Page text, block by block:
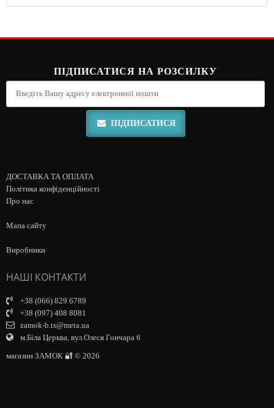
ПІДПИСАТИСЯ НА РОЗСИЛКУ
ПІДПИСАТИСЯ
ДОСТАВКА ТА ОПЛАТА
Політика конфіденційності
Про нас
Мапа сайту
Виробники
НАШІ КОНТАКТИ
+38 (066) 829 6789
+38 (097) 408 8081
zamok-b.ts@meta.ua
м.Біла Церква, вул.Олеся Гончара 6
магазин ЗАМОК 🔐 © 2026